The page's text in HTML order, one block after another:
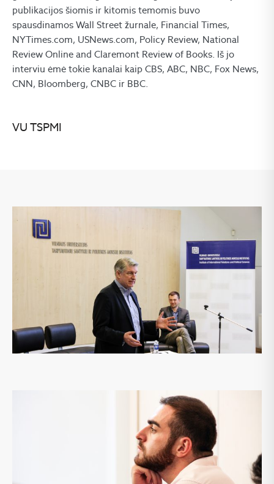
publikacijos šiomis ir kitomis temomis buvo
spausdinamos Wall Street žurnale, Financial Times,
NYTimes.com, USNews.com, Policy Review, National
Review Online and Claremont Review of Books. Iš jo
interviu ėmė tokie kanalai kaip CBS, ABC, NBC, Fox News,
CNN, Bloomberg, CNBC ir BBC.
VU TSPMI